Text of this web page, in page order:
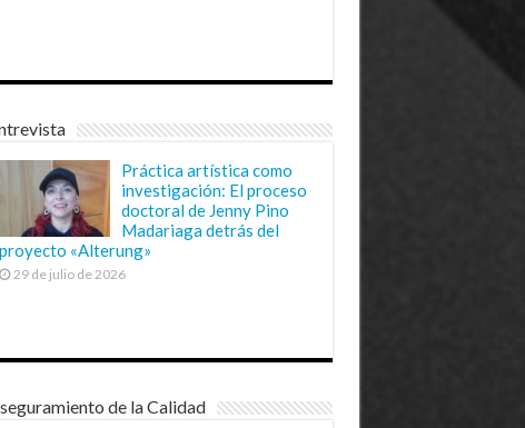
Práctica artística como
investigación: El proceso
doctoral de Jenny Pino
Madariaga detrás del
proyecto «Alterung»
29 de julio de 2026
de la Calidad